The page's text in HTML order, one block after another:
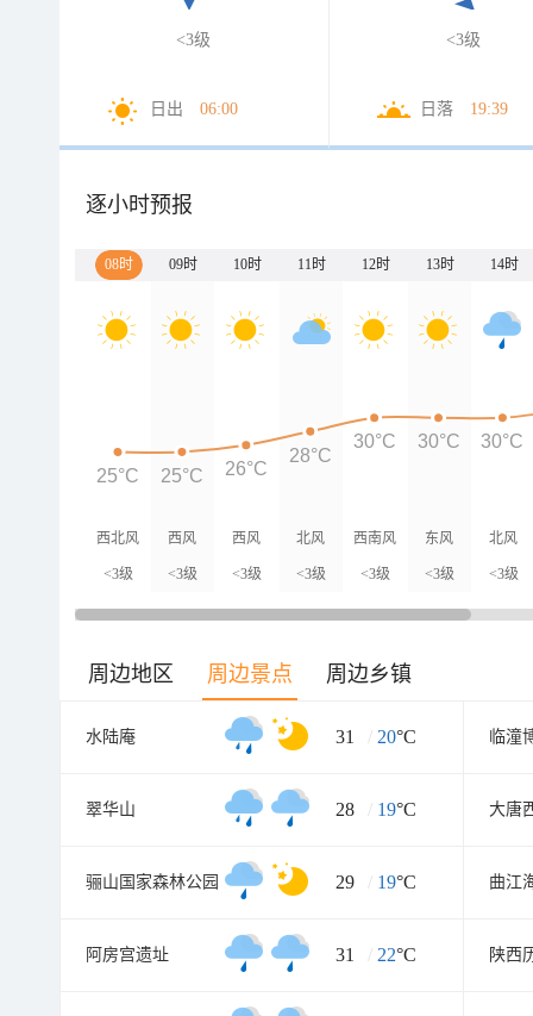
<3级
日出 06:00
<3级
日落 19:39
逐小时预报
08时 09时 10时 11时 12时 13时 14时
西北风
<3级
西风
<3级
西风
<3级
北风
<3级
西南风
<3级
东风
<3级
北风
<3级
25°C 25°C 26°C
28°C
30°C 30°C 30°C
周边地区 周边景点 周边乡镇
水陆庵 31 / 20°C 临潼
翠华山 28 / 19°C 大唐
骊山国家森林公园 29 / 19°C 曲江
阿房宫遗址 31 / 22°C 陕西